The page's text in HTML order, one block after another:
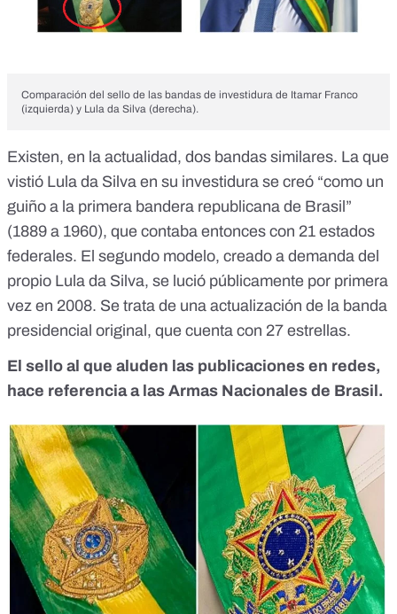
Comparación del sello de las bandas de investidura de Itamar Franco
(izquierda) y Lula da Silva (derecha).
Existen, en la actualidad, dos bandas similares. La que
vistió Lula da Silva en su investidura se creó “como un
guiño a la primera bandera republicana de Brasil”
(1889 a 1960), que contaba entonces con 21 estados
federales. El segundo modelo, creado a demanda del
propio Lula da Silva, se lució públicamente por primera
vez en 2008. Se trata de una actualización de la banda
presidencial original, que cuenta con 27 estrellas.
El sello al que aluden las publicaciones en redes,
hace referencia alas Armas Nacionales de Brasil.